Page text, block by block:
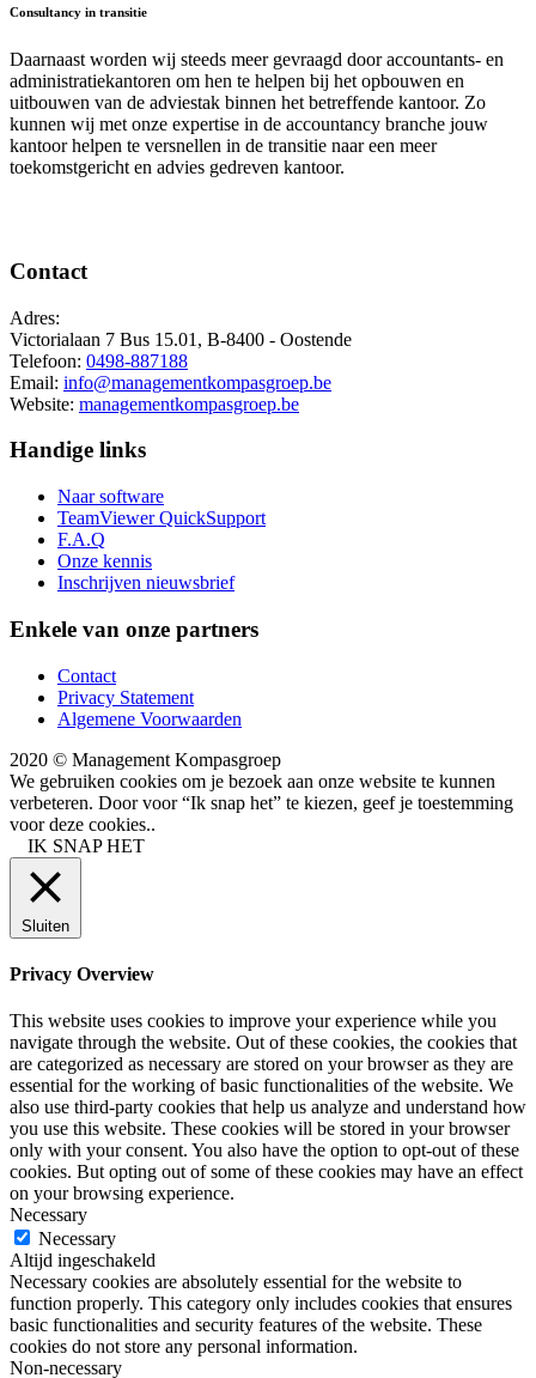
Consultancy in transitie
Daarnaast worden wij steeds meer gevraagd door accountants- en
administratiekantoren om hen te helpen bij het opbouwen en
uitbouwen van de adviestak binnen het betreffende kantoor. Zo
kunnen wij met onze expertise in de accountancy branche jouw
kantoor helpen te versnellen in de transitie naar een meer
toekomstgericht en advies gedreven kantoor.
Contact
Adres:
Victorialaan 7 Bus 15.01, B-8400 - Oostende
Telefoon: 0498-887188
Email: info@managementkompasgroep.be
Website: managementkompasgroep.be
Handige links
Naar software
TeamViewer QuickSupport
F.A.Q
Onze kennis
Inschrijven nieuwsbrief
Enkele van onze partners
Contact
Privacy Statement
Algemene Voorwaarden
2020 © Management Kompasgroep
We gebruiken cookies om je bezoek aan onze website te kunnen
verbeteren. Door voor “Ik snap het” te kiezen, geef je toestemming
voor deze cookies..
IK SNAP HET
Sluiten
Privacy Overview
This website uses cookies to improve your experience while you
navigate through the website. Out of these cookies, the cookies that
are categorized as necessary are stored on your browser as they are
essential for the working of basic functionalities of the website. We
also use third-party cookies that help us analyze and understand how
you use this website. These cookies will be stored in your browser
only with your consent. You also have the option to opt-out of these
cookies. But opting out of some of these cookies may have an effect
on your browsing experience.
Necessary
Necessary
Altijd ingeschakeld
Necessary cookies are absolutely essential for the website to
function properly. This category only includes cookies that ensures
basic functionalities and security features of the website. These
cookies do not store any personal information.
Non-necessary